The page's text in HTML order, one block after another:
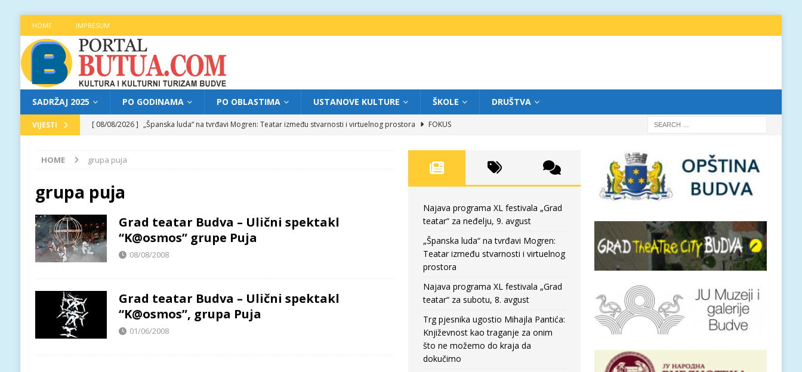
HOME IMPRESUM
SADRŽAJ 2025 PO GODINAMA PO OBLASTIMA USTANOVE KULTURE ŠKOLE DRUŠTVA
VIJESTI [ 08/08/2026 ] „Španska luda“ na tvrđavi Mogren: Teatar između stvarnosti i virtuelnog prostora
FOKUS
[ 07/08/2026 ]
Trg pjesnika ugostio Mihajla Pantića: Književnost kao traganje za onim što ne možemo do kraja da dokučimo
FOKUS
[ 06/08/2026 ]
[ 08/08/2026 ] Najava programa XL festivala „Grad teatar“ za neđelju, 9. avgust
HOME grupa puja
grupa puja
Grad teatar Budva – Ulični spektakl
“K@osmos” grupe Puja
08/08/2008
Grad teatar Budva – Ulični spektakl
“K@osmos”, grupa Puja
01/06/2008
Najava programa XL festivala „Grad
teatar“ za neđelju, 9. avgust
„Španska luda“ na tvrđavi Mogren:
Teatar između stvarnosti i virtuelnog
prostora
Najava programa XL festivala „Grad
teatar“ za subotu, 8. avgust
Trg pjesnika ugostio Mihajla Pantića:
Književnost kao traganje za onim
što ne možemo do kraja da
dokučimo